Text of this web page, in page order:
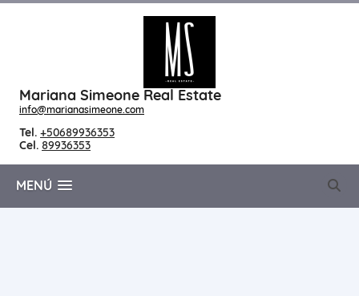
Mariana Simeone Real Estate
info@marianasimeone.com
Tel. +50689936353
Cel. 89936353
MENÚ